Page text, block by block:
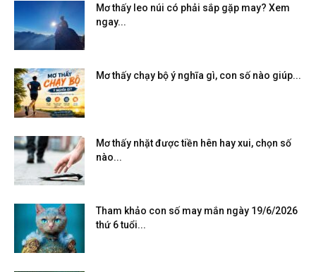
Mơ thấy leo núi có phải sắp gặp may? Xem
ngay...
Mơ thấy chạy bộ ý nghĩa gì, con số nào giúp...
Mơ thấy nhặt được tiền hên hay xui, chọn số
nào...
Tham khảo con số may mắn ngày 19/6/2026
thứ 6 tuổi...